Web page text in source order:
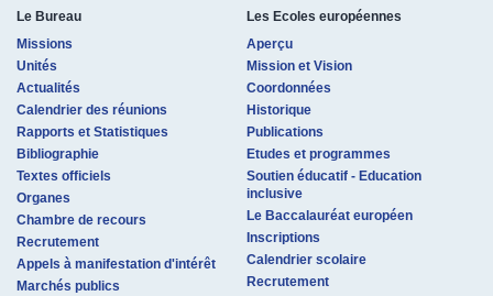
Le Bureau
Missions
Unités
Actualités
Calendrier des réunions
Rapports et Statistiques
Bibliographie
Textes officiels
Organes
Chambre de recours
Recrutement
Appels à manifestation d'intérêt
Marchés publics
Les Ecoles européennes
Aperçu
Mission et Vision
Coordonnées
Historique
Publications
Etudes et programmes
Soutien éducatif - Education
inclusive
Le Baccalauréat européen
Inscriptions
Calendrier scolaire
Recrutement